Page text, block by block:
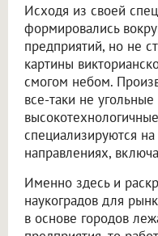
Исходя из своей
формировались
предприятий, но не
картины
смогом небом.
все-таки не
специализируются
направлениях,
Именно здесь и
наукоградов для
в основе городов